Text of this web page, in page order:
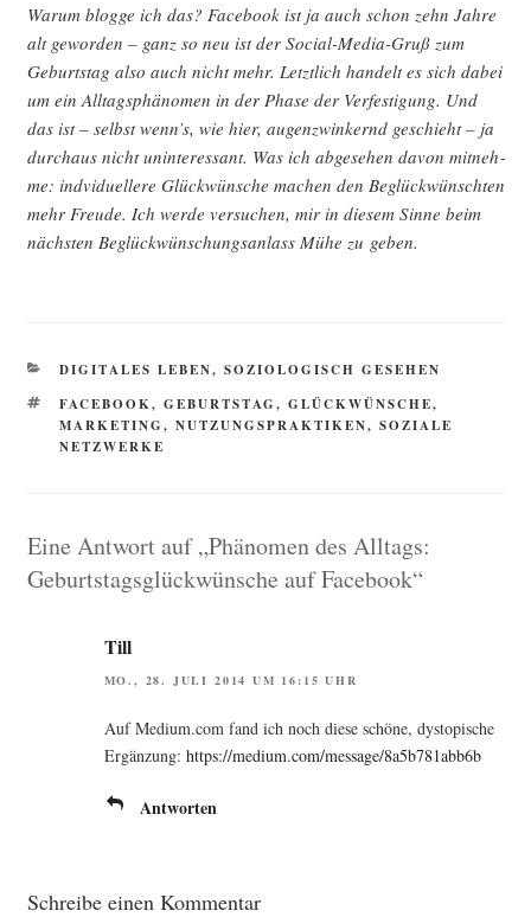
War­um blog­ge ich das? Face­book ist ja auch schon zehn Jah­re
alt gewor­den – ganz so neu ist der Social-Media-Gruß zum
Geburts­tag also auch nicht mehr. Letzt­lich han­delt es sich dabei
um ein All­tags­phä­no­men in der Pha­se der Ver­fes­ti­gung. Und
das ist – selbst wenn’s, wie hier, augen­zwin­kernd geschieht – ja
durch­aus nicht unin­ter­es­sant. Was ich abge­se­hen davon mit­neh­
me: indvi­du­el­le­re Glück­wün­sche machen den Beglück­wünsch­ten
mehr Freu­de. Ich wer­de ver­su­chen, mir in die­sem Sin­ne beim
nächs­ten Beglück­wün­schungs­an­lass Mühe zu geben.
KATEGORIEN
DIGITALES LEBEN, SOZIOLOGISCH GESEHEN
SCHLAGWÖRTER
FACEBOOK, GEBURTSTAG, GLÜCKWÜNSCHE,
MARKETING, NUTZUNGSPRAKTIKEN, SOZIALE
NETZWERKE
Eine Antwort auf „Phänomen des Alltags:
Geburtstagsglückwünsche auf Facebook“
Till
MO., 28. JULI 2014 UM 16:15 UHR
Auf Medium.com fand ich noch die­se schö­ne, dys­to­pi­sche
Ergän­zung: https://medium.com/message/8a5b781abb6b
Antworten
Schreibe einen Kommentar